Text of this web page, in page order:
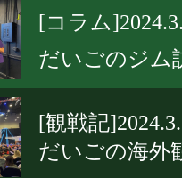
[コラム
だいごのジム
[観戦記
だいごの海外